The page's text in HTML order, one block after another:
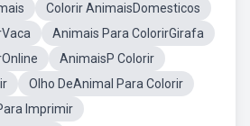
Colorir AnimaisDomesticos
Animais Para ColorirGirafa
AnimaisP Colorir
Olho DeAnimal Para Colorir
Imprimir